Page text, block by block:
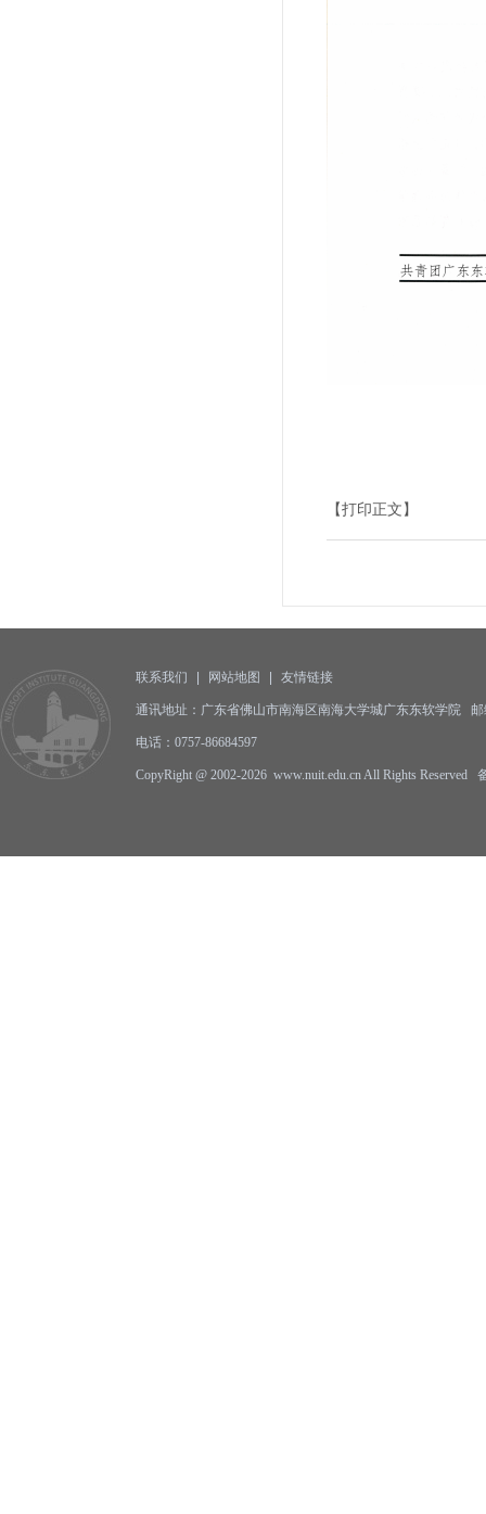
【打印正文】
联系我们 网站地图 友情链接
通讯地址：广东省佛山市南海区南海大学城广东东软学院 邮
电话：0757-86684597
CopyRight @ 2002-2026 www.nuit.edu.cn All Rights Reserved